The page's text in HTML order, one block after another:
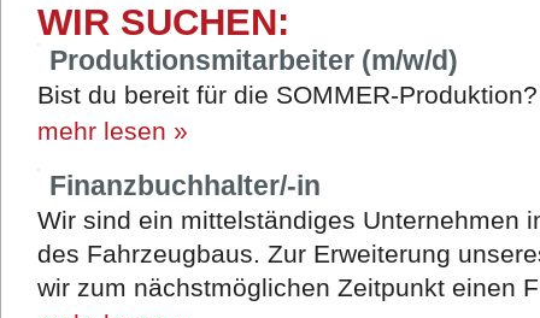
WIR SUCHEN:
Produktionsmitarbeiter (m/w/d)
Bist du bereit für die SOMMER-
mehr lesen »
Finanzbuchhalter/-in
Wir sind ein mittelständiges Unternehmen
des Fahrzeugbaus. Zur Erweiterung
wir zum nächstmöglichen Zeitpunkt einen